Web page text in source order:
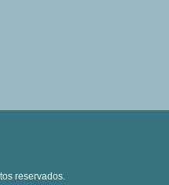
reservados.